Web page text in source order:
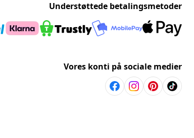
Understøttede betalingsmetoder
Vores konti på sociale medier